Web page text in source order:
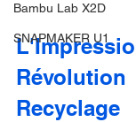
Bambu Lab X2D
SNAPMAKER U1